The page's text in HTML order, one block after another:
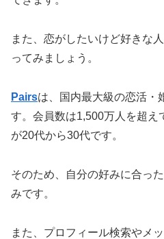
また、恋がしたいけど好きな
ってみましょう。
Pairsは、国内最大級の恋活・
す。会員数は1,500万人を超え
が20代から30代です。
そのため、自分の好みに合っ
みです。
また、プロフィール検索やメ